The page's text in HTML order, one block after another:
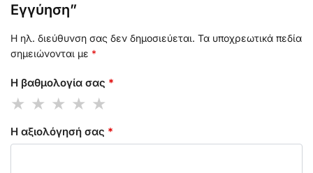
Εγγύηση”
Η ηλ. διεύθυνση σας δεν δημοσιεύεται. Τα υποχρεωτικά πεδία
σημειώνονται με *
Η βαθμολογία σας *
Η αξιολόγησή σας *